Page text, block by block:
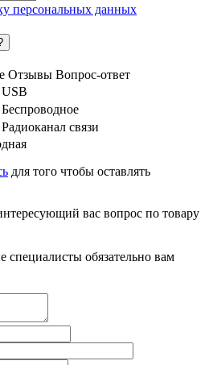
персональных данных
Отзывы Вопрос-ответ
USB
Беспроводное
Радиоканал связи
для того чтобы оставлять
вас вопрос по товару
обязательно вам